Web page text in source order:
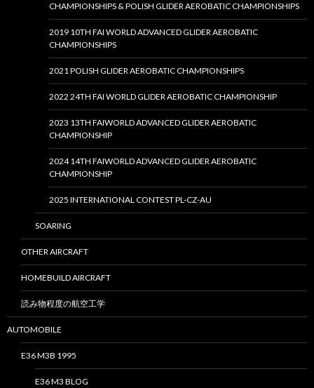
CHAMPIONSHIPS & POLISH GLIDER AEROBATIC CHAMPIONSHIPS
2019 10TH FAI WORLD ADVANCED GLIDER AEROBATIC
CHAMPIONSHIPS
2021 POLISH GLIDER AEROBATIC CHAMPIONSHIPS
2022 24TH FAI WORLD GLIDER AEROBATIC CHAMPIONSHIP
2023 13TH FAIWORLD ADVANCED GLIDER AEROBATIC
CHAMPIONSHIP
2024 14TH FAIWORLD ADVANCED GLIDER AEROBATIC
CHAMPIONSHIP
2025 INTERNATIONAL CONTEST PL-CZ-AU
SOARING
OTHER AIRCRAFT
HOMEBUILD AIRCRAFT
読み物程度の航空工学
AUTOMOBILE
E36 M3B 1995
E36 M3 BLOG